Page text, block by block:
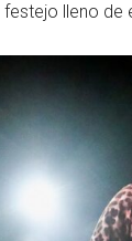
lleno